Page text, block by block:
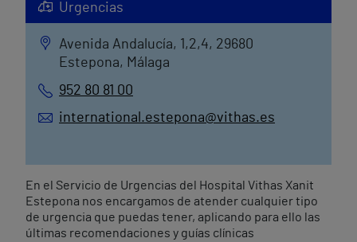
Urgencias
Avenida Andalucía, 1,2,4, 29680
Estepona, Málaga
952 80 81 00
international.estepona@vithas.es
En el Servicio de Urgencias del Hospital Vithas Xanit
Estepona nos encargamos de atender cualquier tipo
de urgencia que puedas tener, aplicando para ello las
últimas recomendaciones y guías clínicas